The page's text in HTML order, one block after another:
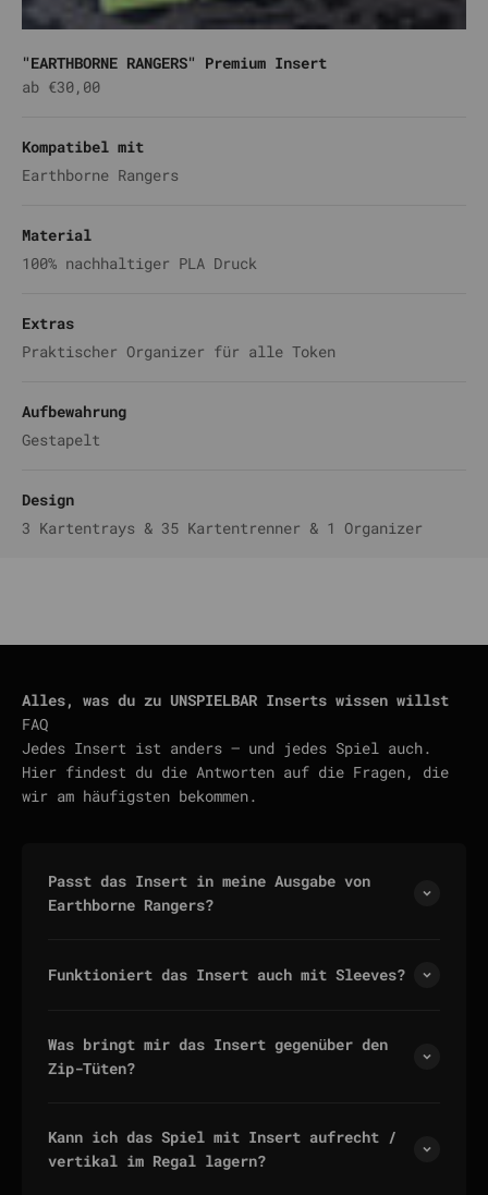
"EARTHBORNE RANGERS" Premium Insert
Angebot
ab €30,00
Kompatibel mit
Earthborne Rangers
Material
100% nachhaltiger PLA Druck
Extras
Praktischer Organizer für alle Token
Aufbewahrung
Gestapelt
Design
3 Kartentrays & 35 Kartentrenner & 1 Organizer
Alles, was du zu UNSPIELBAR Inserts wissen willst
FAQ
Jedes Insert ist anders — und jedes Spiel auch.
Hier findest du die Antworten auf die Fragen, die
wir am häufigsten bekommen.
Passt das Insert in meine Ausgabe von
Earthborne Rangers?
Funktioniert das Insert auch mit Sleeves?
Was bringt mir das Insert gegenüber den
Zip-Tüten?
Kann ich das Spiel mit Insert aufrecht /
vertikal im Regal lagern?